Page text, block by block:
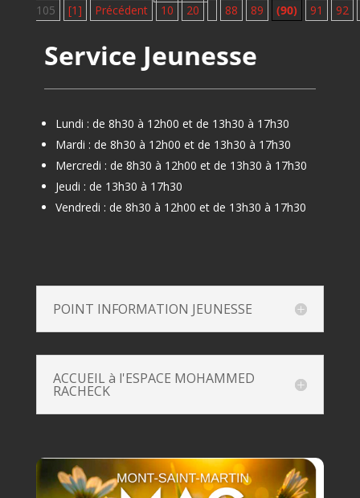
105
[1] Précédent 10 20 88 89 (90) 91 92
Service Jeunesse
Lundi : de 8h30 à 12h00 et de 13h30 à 17h30
Mardi : de 8h30 à 12h00 et de 13h30 à 17h30
Mercredi : de 8h30 à 12h00 et de 13h30 à 17h30
Jeudi : de 13h30 à 17h30
Vendredi : de 8h30 à 12h00 et de 13h30 à 17h30
POINT INFORMATION JEUNESSE
ACCUEIL à l'ESPACE MOHAMMED
RACHECK